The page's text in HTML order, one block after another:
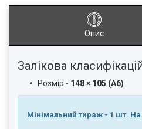
Опис
Залікова
Розмір - 148 × 105 (А6)
Мінімальний тираж - 1 шт. На